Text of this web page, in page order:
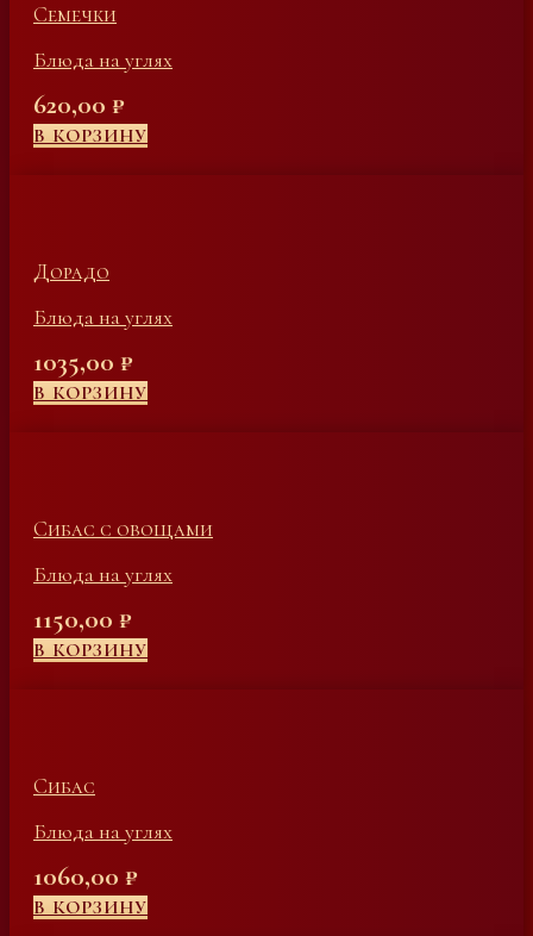
Семечки
Блюда на углях
620,00 ₽
В КОРЗИНУ
Дорадо
Блюда на углях
1035,00 ₽
В КОРЗИНУ
Сибас с овощами
Блюда на углях
1150,00 ₽
В КОРЗИНУ
Сибас
Блюда на углях
1060,00 ₽
В КОРЗИНУ